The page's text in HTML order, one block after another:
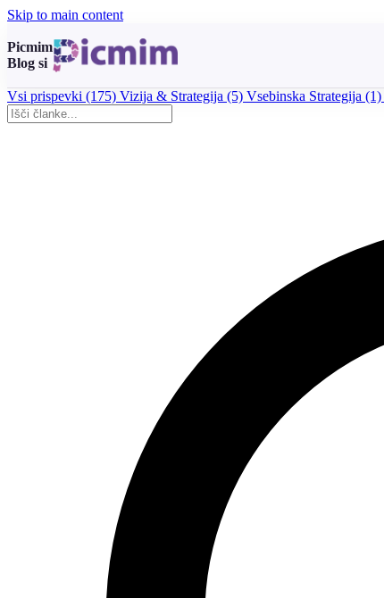
Skip to main content
Picmim
Blog si
Vsi prispevki (175) Vizija & Strategija (5) Vsebinska Strategija (1)